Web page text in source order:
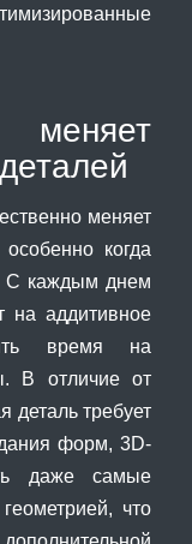
меняет
когда
С каждым днем
на аддитивное
время на
В отличие от
деталь требует
форм, 3D-
даже самые
что